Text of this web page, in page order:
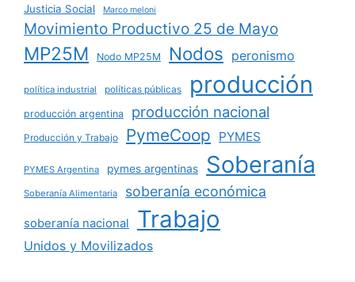
Justicia Social Marco meloni
Movimiento Productivo 25 de Mayo
MP25M Nodo MP25M Nodos peronismo
política industrial políticas públicas producción
producción argentina producción nacional
Producción y Trabajo PymeCoop PYMES
PYMES Argentina pymes argentinas Soberanía
Soberanía Alimentaria soberanía económica
soberanía nacional Trabajo
Unidos y Movilizados